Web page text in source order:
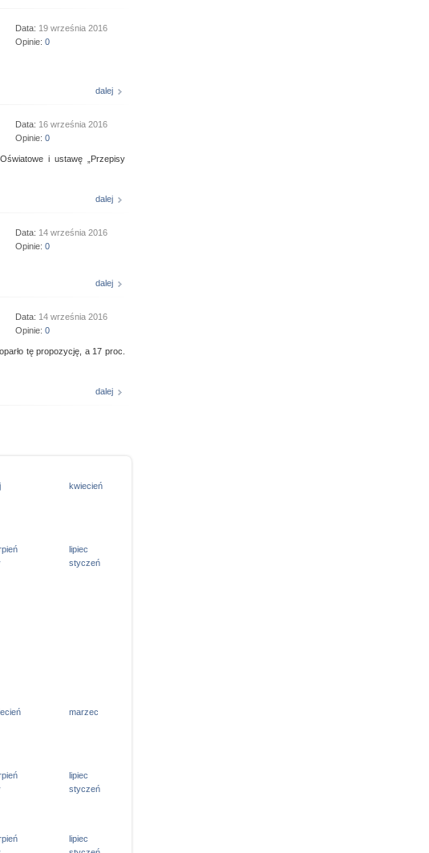
Data: 19 września 2016
Opinie: 0
dalej
Data: 16 września 2016
Opinie: 0
i ustawę „Przepisy
dalej
Data: 14 września 2016
Opinie: 0
dalej
Data: 14 września 2016
Opinie: 0
tę propozycję, a 17 proc.
dalej
kwiecień
lipiec
styczeń
marzec
lipiec
styczeń
lipiec